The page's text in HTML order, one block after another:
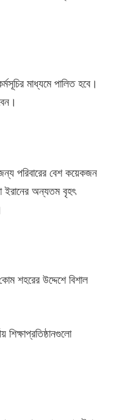
মাধ্যমে পালিত হবে।
পরিবারের বেশ কয়েকজন
ইরানের অন্যতম বৃহৎ
শহরের উদ্দেশে বিশাল